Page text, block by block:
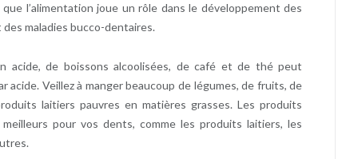
l’alimentation joue un rôle dans le développement des
des maladies bucco-dentaires.
acide, de boissons alcoolisées, de café et de thé peut
acide. Veillez à manger beaucoup de légumes, de fruits, de
laitiers pauvres en matières grasses. Les produits
pour vos dents, comme les produits laitiers, les